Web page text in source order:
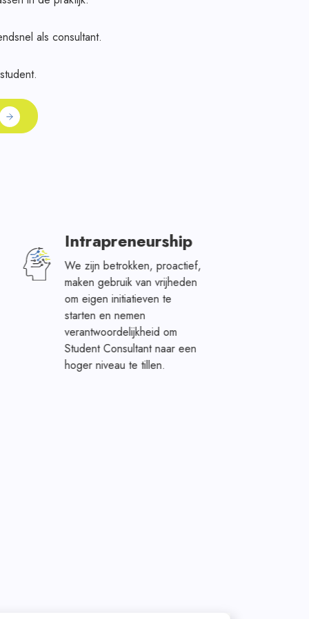
als consultant.
Intrapreneurship
We zijn betrokken, proactief,
maken gebruik van vrijheden
om eigen initiatieven te
starten en nemen
verantwoordelijkheid om
Student Consultant naar een
hoger niveau te tillen.